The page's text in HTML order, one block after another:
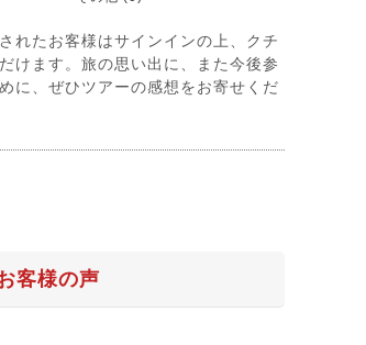
れたお客様はサインインの上、クチ
けます。旅の思い出に、また今後参
に、ぜひツアーの感想をお寄せくだ
客様の声